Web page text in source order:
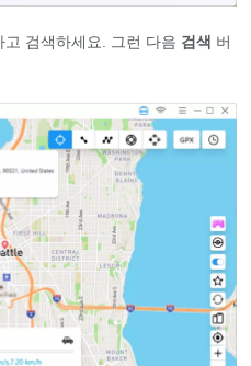
검색하세요. 그런 다음 검색 버